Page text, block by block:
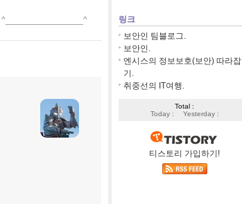
^________________^
링크
보안인 팀블로그.
보안인.
엔시스의 정보보호(보안) 따라잡
기.
취중선의 IT여행.
Total :
Today :
Yesterday :
티스토리 가입하기!